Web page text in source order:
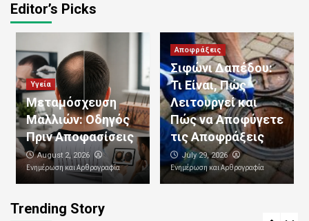
Editor’s Picks
Υγεία
Μεταμόσχευση
Μαλλιών: Οδηγός
Πριν Αποφασίσεις
August 2, 2026
Ενημέρωση και Αρθρογραφία
Αποφράξεις
Σιφώνι Δαπέδου:
Τι Είναι, Πώς
Λειτουργεί και
Πώς να Αποφύγετε
τις Αποφράξεις
July 29, 2026
Ενημέρωση και Αρθρογραφία
Trending Story
3
Καθαρισμός Αποχετεύσεων:
Επαγγελματικές Υπηρεσίες για Καθαρές
και Λειτουργικές Σωληνώσεις
4
Αποφράξεις
Απόφραξη Κεντρικής Αποχέτευσης:
Αιτίες, Συμπτώματα και
Αποτελεσματικές Λύσεις
5
Αποφράξεις
Λύσεις για Κάθε Πρόβλημα Αποχέτευσης